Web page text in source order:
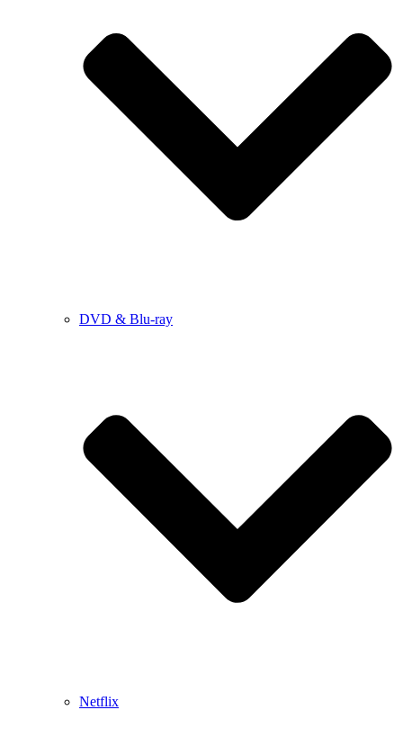
DVD & Blu-ray
Netflix